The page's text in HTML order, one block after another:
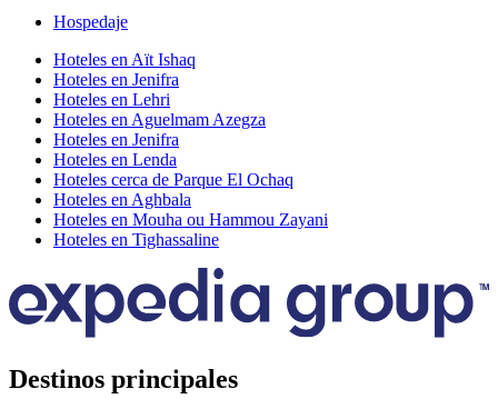
Hospedaje
Hoteles en Aït Ishaq
Hoteles en Jenifra
Hoteles en Lehri
Hoteles en Aguelmam Azegza
Hoteles en Jenifra
Hoteles en Lenda
Hoteles cerca de Parque El Ochaq
Hoteles en Aghbala
Hoteles en Mouha ou Hammou Zayani
Hoteles en Tighassaline
Destinos principales